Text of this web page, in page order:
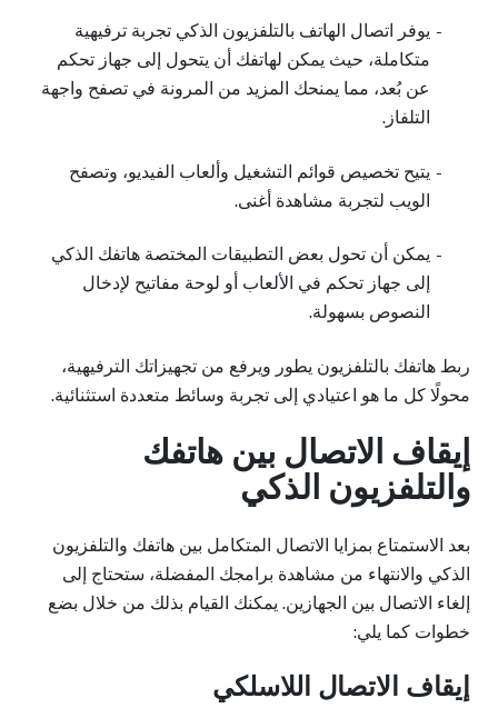
- يوفر اتصال الهاتف بالتلفزيون الذكي تجربة ترفيهية
متكاملة، حيث يمكن لهاتفك أن يتحول إلى جهاز تحكم
عن بُعد، مما يمنحك المزيد من المرونة في تصفح واجهة
التلفاز.
- يتيح تخصيص قوائم التشغيل وألعاب الفيديو، وتصفح
الويب لتجربة مشاهدة أغنى.
- يمكن أن تحول بعض التطبيقات المختصة هاتفك الذكي
إلى جهاز تحكم في الألعاب أو لوحة مفاتيح لإدخال
النصوص بسهولة.
ربط هاتفك بالتلفزيون يطور ويرفع من تجهيزاتك الترفيهية،
محولًا كل ما هو اعتيادي إلى تجربة وسائط متعددة استثنائية.
إيقاف الاتصال بين هاتفك
والتلفزيون الذكي
بعد الاستمتاع بمزايا الاتصال المتكامل بين هاتفك والتلفزيون
الذكي والانتهاء من مشاهدة برامجك المفضلة، ستحتاج إلى
إلغاء الاتصال بين الجهازين. يمكنك القيام بذلك من خلال بضع
خطوات كما يلي:
إيقاف الاتصال اللاسلكي